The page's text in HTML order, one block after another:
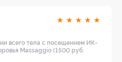
★ ★ ★ ★ ★
всего тела с посещением ИК-
Massaggio (1500 руб.